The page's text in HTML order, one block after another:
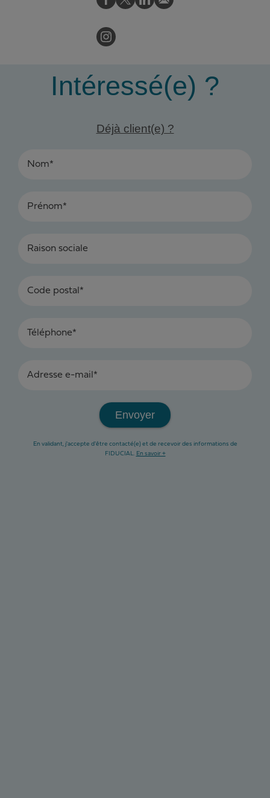
Intéressé(e) ?
Déjà client(e) ?
Nom*
Prénom*
Raison sociale
Code postal*
Téléphone*
Adresse e-mail*
Envoyer
En validant, j'accepte d'être contacté(e) et de recevoir des informations de
FIDUCIAL. En savoir +